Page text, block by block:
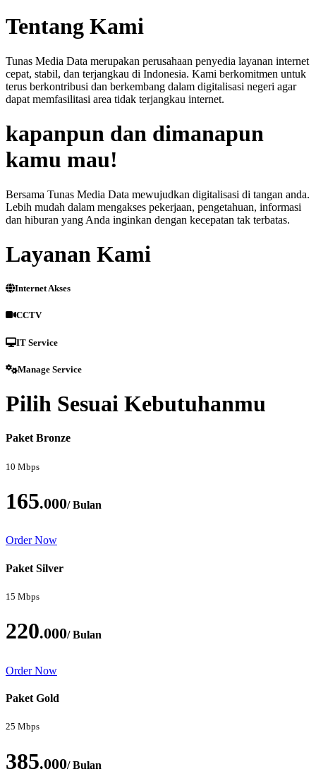
Tentang Kami
Tunas Media Data merupakan perusahaan penyedia layanan internet
cepat, stabil, dan terjangkau di Indonesia. Kami berkomitmen untuk
terus berkontribusi dan berkembang dalam digitalisasi negeri agar
dapat memfasilitasi area tidak terjangkau internet.
kapanpun dan dimanapun
kamu mau!
Bersama Tunas Media Data mewujudkan digitalisasi di tangan anda.
Lebih mudah dalam mengakses pekerjaan, pengetahuan, informasi
dan hiburan yang Anda inginkan dengan kecepatan tak terbatas.
Layanan Kami
Internet Akses
CCTV
IT Service
Manage Service
Pilih Sesuai Kebutuhanmu
Paket Bronze
10 Mbps
165.000/ Bulan
Order Now
Paket Silver
15 Mbps
220.000/ Bulan
Order Now
Paket Gold
25 Mbps
385.000/ Bulan